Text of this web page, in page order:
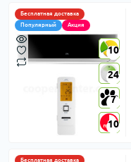
Бесплатная доставка
Популярный
Акция
10
24
7
10
10
24
7
10
Бесплатная доставка